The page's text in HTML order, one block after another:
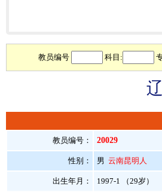
教员编号 科目:
教员编号： 20029
性别： 男 云南昆明人
出生年月： 1997-1 （29岁）